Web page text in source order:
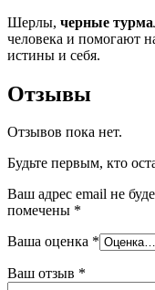
Шерлы, черные
человека и помогают
истины и себя.
Отзывы
Отзывов пока нет.
Будьте первым, кто
Ваш адрес email не
помечены *
Ваша оценка *
Ваш отзыв *